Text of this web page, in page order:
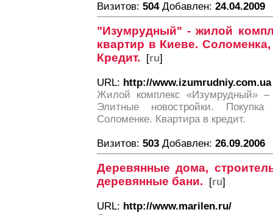
Визитов: 504Добавлен: 24.04.2009
"Изумрудный" - жилой
квартир в Киеве.
Кредит. [ru]
URL: http://www.izumrudniy.com.ua
Жилой комплекс «Изумрудный»
Элитные новостройки.
Соломенке. Квартира в кредит.
Визитов: 503 Добавлен: 26.09.2006
Деревянные дома,
деревянные бани. [ru]
URL: http://www.marilen.ru/